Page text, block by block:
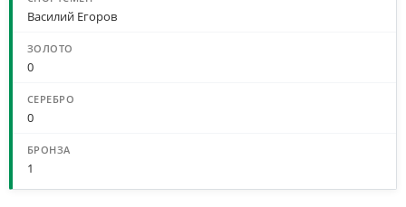
Василий Егоров
0
0
1